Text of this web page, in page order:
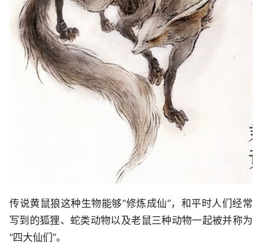
传说黄鼠狼这种生物能够“修炼成仙”，和平时人们经常
写到的狐狸、蛇类动物以及老鼠三种动物一起被并称为
“四大仙们”。